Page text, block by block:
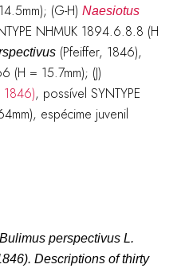
(G-H) Naesiotus
NHMUK 1894.6.8.8 (H
(Pfeiffer, 1846),
(H = 15.7mm); (J)
, possível SYNTYPE
espécime juvenil
Bulimus perspectivus L.
Descriptions of thirty